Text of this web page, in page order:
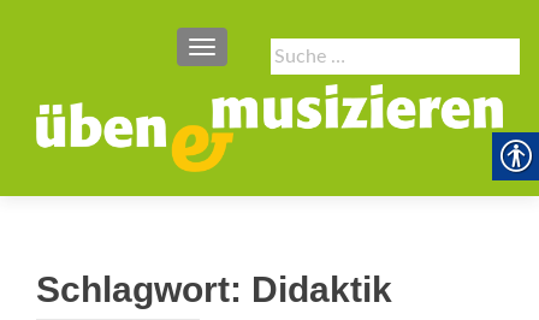
Suche
nach:
SCHALTE NAVIGATION
Schlagwort: Didaktik